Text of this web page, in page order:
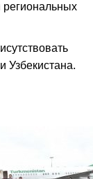
региональных
Узбекистана.